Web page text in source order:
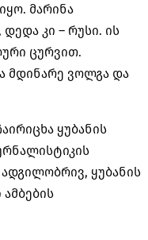
მარინა
დედა კი – რუსი. ის
ცურვით.
მდინარე ვოლგა და
ყუბანის
ყუბანის